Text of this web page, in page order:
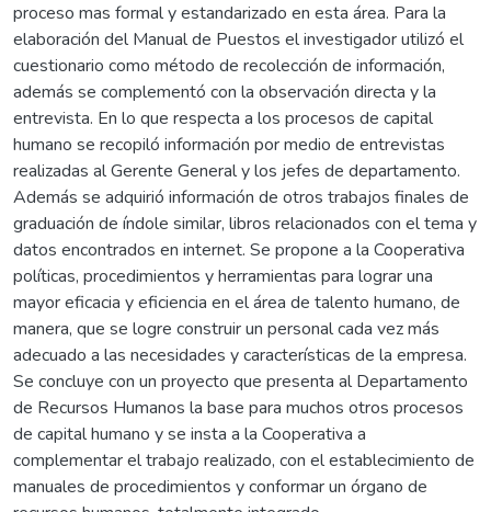
proceso mas formal y estandarizado en esta área. Para la
elaboración del Manual de Puestos el investigador utilizó el
cuestionario como método de recolección de información,
además se complementó con la observación directa y la
entrevista. En lo que respecta a los procesos de capital
humano se recopiló información por medio de entrevistas
realizadas al Gerente General y los jefes de departamento.
Además se adquirió información de otros trabajos finales de
graduación de índole similar, libros relacionados con el tema y
datos encontrados en internet. Se propone a la Cooperativa
políticas, procedimientos y herramientas para lograr una
mayor eficacia y eficiencia en el área de talento humano, de
manera, que se logre construir un personal cada vez más
adecuado a las necesidades y características de la empresa.
Se concluye con un proyecto que presenta al Departamento
de Recursos Humanos la base para muchos otros procesos
de capital humano y se insta a la Cooperativa a
complementar el trabajo realizado, con el establecimiento de
manuales de procedimientos y conformar un órgano de